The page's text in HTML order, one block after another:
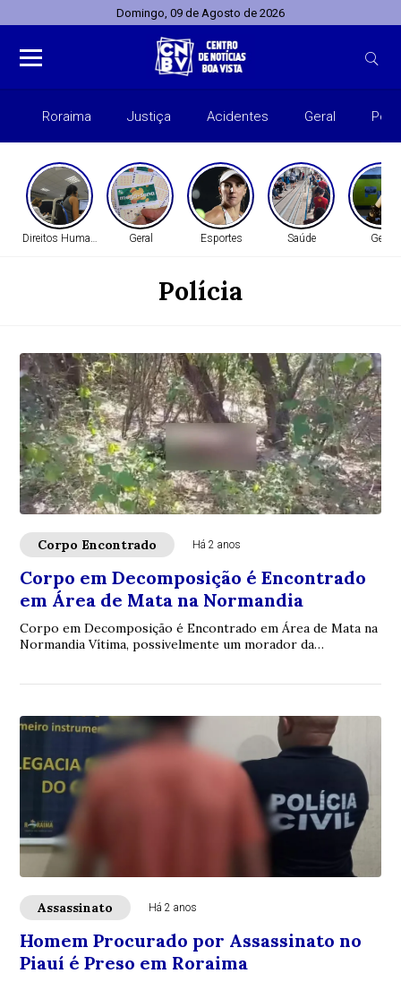
Domingo, 09 de Agosto de 2026
Roraima Justiça Acidentes Geral
Direitos Humanos Geral Esportes Saúde Geral
Polícia
Corpo Encontrado Há 2 anos
Corpo em Decomposição é Encontrado
em Área de Mata na Normandia
Corpo em Decomposição é Encontrado em Área de Mata na
Normandia Vítima, possivelmente um morador da
Assassinato Há 2 anos
Homem Procurado por Assassinato no
Piauí é Preso em Roraima